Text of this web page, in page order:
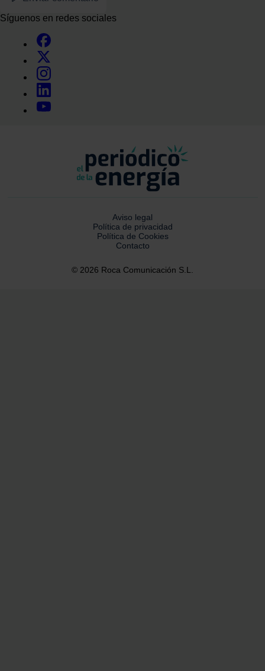
Síguenos en redes sociales
Aviso legal
Política de privacidad
Política de Cookies
Contacto
© 2026 Roca Comunicación S.L.